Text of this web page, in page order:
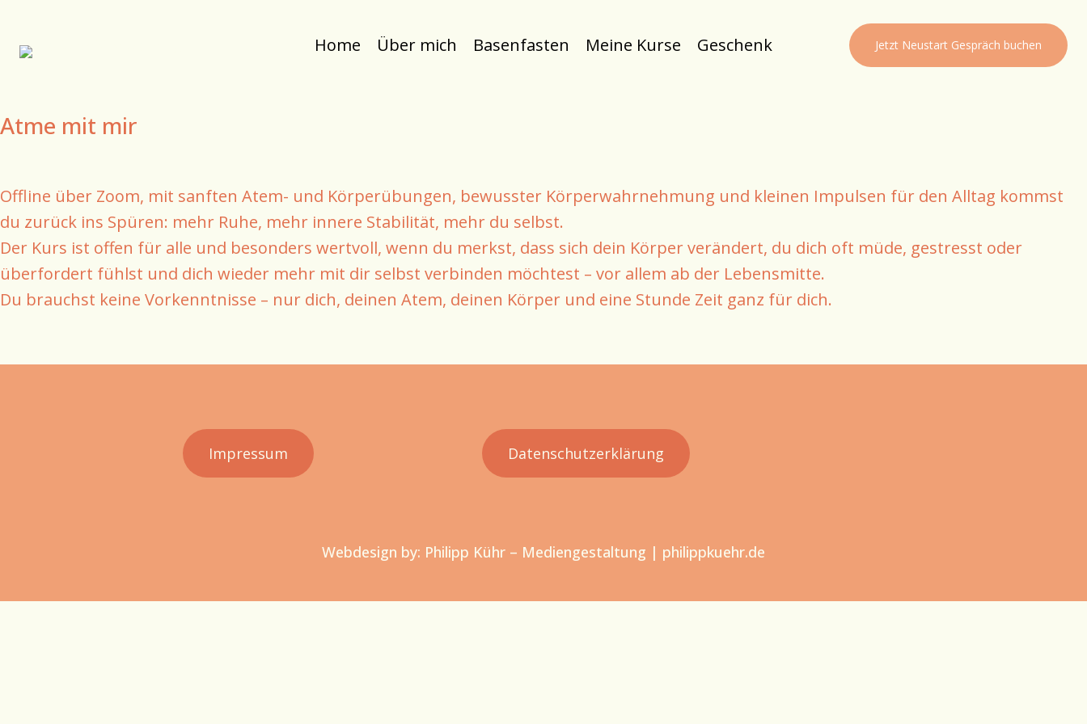
Home Über mich Basenfasten Meine Kurse Geschenk Jetzt Neustart Gespräch buchen
Atme mit mir
Offline über Zoom, mit sanften Atem- und Körperübungen, bewusster Körperwahrnehmung und kleinen Impulsen für den Alltag kommst
du zurück ins Spüren: mehr Ruhe, mehr innere Stabilität, mehr du selbst.
Der Kurs ist offen für alle und besonders wertvoll, wenn du merkst, dass sich dein Körper verändert, du dich oft müde, gestresst oder
überfordert fühlst und dich wieder mehr mit dir selbst verbinden möchtest – vor allem ab der Lebensmitte.
Du brauchst keine Vorkenntnisse – nur dich, deinen Atem, deinen Körper und eine Stunde Zeit ganz für dich.
Impressum Datenschutzerklärung
Webdesign by: Philipp Kühr – Mediengestaltung | philippkuehr.de